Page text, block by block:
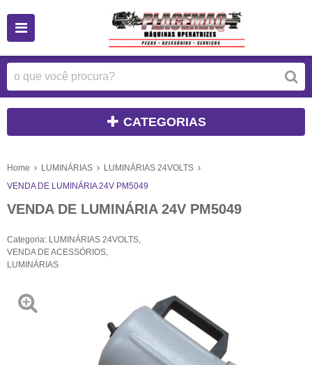
CATEGORIAS
Home LUMINÁRIAS
LUMINÁRIAS 24VOLTS
VENDA DE LUMINÁRIA 24V PM5049
VENDA DE LUMINÁRIA 24V PM5049
Categoria: LUMINÁRIAS 24VOLTS
VENDA DE ACESSÓRIOS
LUMINÁRIAS